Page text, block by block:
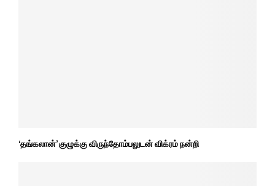
‘தங்கலான்’ குழுக்கு விருந்தோம்பலுடன் விக்ரம் நன்றி